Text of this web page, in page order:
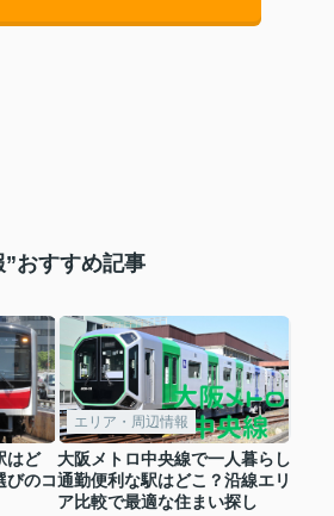
おすすめ記事
はど
びのコ
エリア・周辺情報
大阪メトロ中央線で一人暮らし
通勤便利な駅はどこ？沿線エリ
ア比較で最適な住まい探し